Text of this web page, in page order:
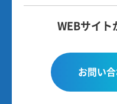
WEBサイト
お問い